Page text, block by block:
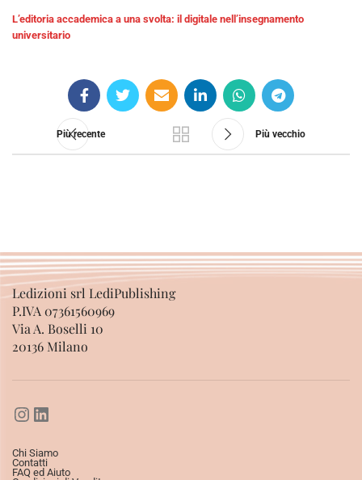
L’editoria accademica a una svolta: il digitale nell’insegnamento
universitario
Più recente Più vecchio
Ledizioni srl LediPublishing
P.IVA 07361560969
Via A. Boselli 10
20136 Milano
Chi Siamo
Contatti
FAQ ed Aiuto